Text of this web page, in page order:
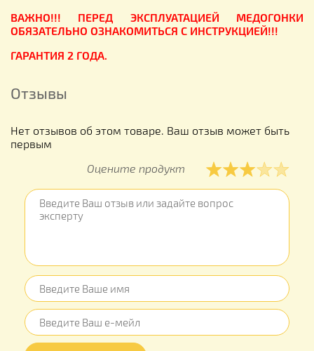
ВАЖНО!!! ПЕРЕД ЭКСПЛУАТАЦИЕЙ МЕДОГОНКИ
ОБЯЗАТЕЛЬНО ОЗНАКОМИТЬСЯ С ИНСТРУКЦИЕЙ!!!
ГАРАНТИЯ 2 ГОДА.
Отзывы
Нет отзывов об этом товаре. Ваш отзыв может быть
первым
Оцените продукт